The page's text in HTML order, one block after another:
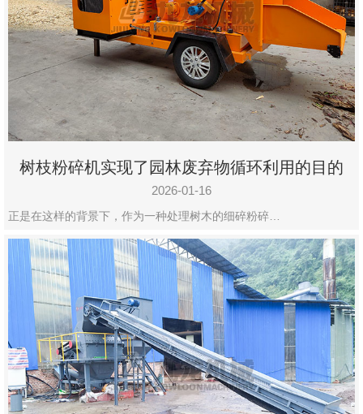
树枝粉碎机实现了园林废弃物循环利用的目的
2026-01-16
正是在这样的背景下，作为一种处理树木的细碎粉碎…